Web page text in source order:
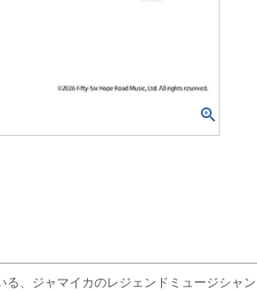
、ジャマイカのレジェンドミュージシャ